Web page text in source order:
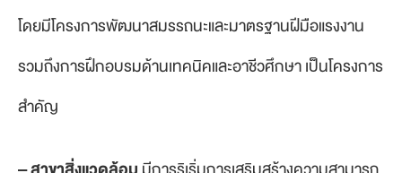
โดยมีโครงการพัฒนาสมรรถนะและมาตรฐานฝีมือแรงงาน
รวมถึงการฝึกอบรมด้านเทคนิคและอาชีวศึกษา เป็นโครงการ
สำคัญ